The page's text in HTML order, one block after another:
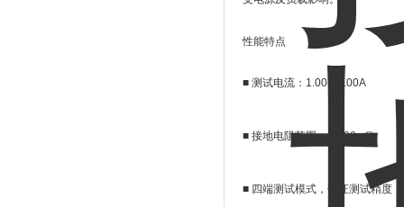
性能特点
■ 测试电流： 1.00-45.00A
■ 接地电阻范围：0-600mΩ
■ 四端测试模式，保证测试精度